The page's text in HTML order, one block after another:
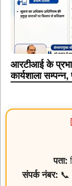
आरटीआई के
कार्यशाला
पता:
संपर्क नंबर: